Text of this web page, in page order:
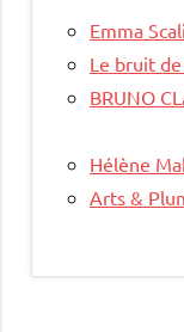
Emma
Le bruit
BRUNO
Hélène
Arts &